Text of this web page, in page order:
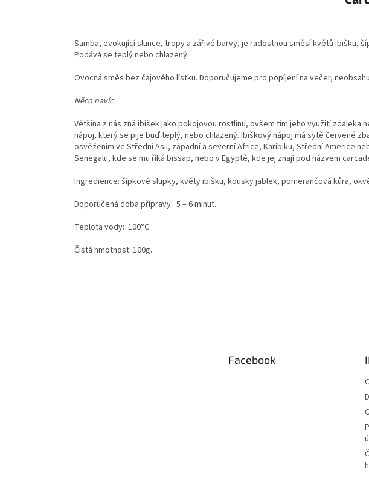
Samba, evokující slunce, tropy a zářivé barvy, je radostnou směsí květů ibišku,
Podává se teplý nebo chlazený.
Ovocná směs bez čajového lístku. Doporučujeme pro popíjení na večer,
Něco navíc
Většina z nás zná ibišek jako pokojovou rostlinu, ovšem tím jeho využití zdaleka
nápoj, který se pije buď teplý, nebo chlazený. Ibiškový nápoj má sytě červené
osvěžením ve Střední Asii, západní a severní Africe, Karibiku, Střední Americe
Senegalu, kde se mu říká bissap, nebo v Egyptě, kde jej znají pod názvem
Ingredience: šípkové slupky, květy ibišku, kousky jablek, pomerančová kůra,
Doporučená doba přípravy: 5 – 6 minut.
Teplota vody: 100°C.
Čistá hmotnost: 100g.
Facebook